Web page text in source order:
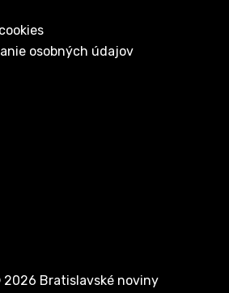
osobných údajov
2026 Bratislavské noviny